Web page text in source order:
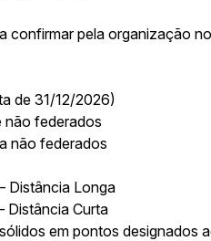
confirmar pela organização
de 31/12/2026)
não federados
não federados
Distância Longa
Distância Curta
em pontos designados